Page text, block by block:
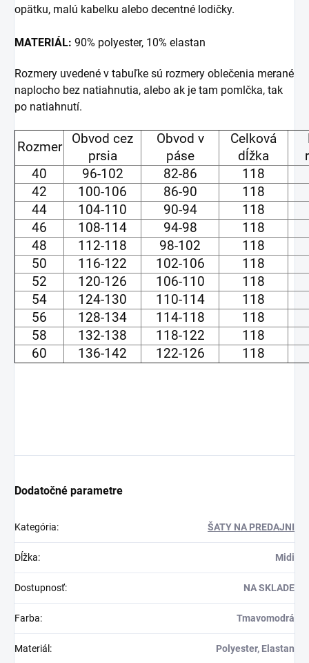
opätku, malú kabelku alebo decentné lodičky.
MATERIÁL: 90% polyester, 10% elastan
Rozmery uvedené v tabuľke sú rozmery oblečenia merané
naplocho bez natiahnutia, alebo ak je tam pomlčka, tak
po natiahnutí.
Rozmer
Obvod cez
prsia
Obvod v
páse
Celková
dĺžka
40
96-102 82-86
118
42
100-106 86-90
118
44
104-110 90-94
118
46
108-114 94-98
118
48
112-118 98-102
118
50
116-122 102-106
118
52
120-126 106-110
118
54
124-130 110-114
118
56
128-134 114-118
118
58
132-138 118-122
118
60
136-142 122-126 118
Dodatočné parametre
Kategória: ŠATY NA PREDAJNI
Dĺžka: Midi
Dostupnosť: NA SKLADE
Farba: Tmavomodrá
Materiál: Polyester, Elastan